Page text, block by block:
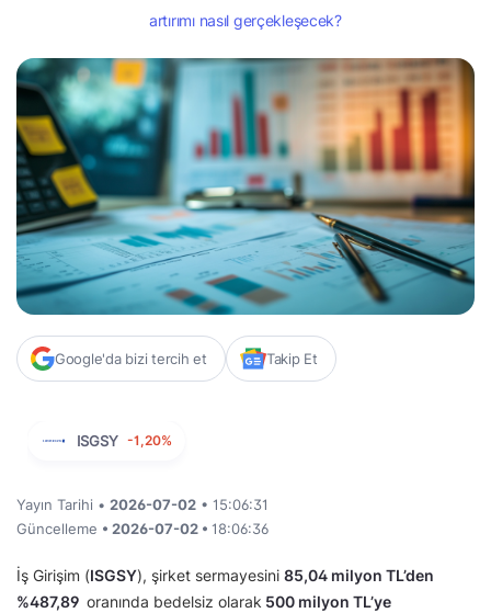
artırımı nasıl gerçekleşecek?
Google'da bizi tercih et Takip Et
ISGSY -1,20%
Yayın Tarihi • 2026-07-02 • 15:06:31
Güncelleme • 2026-07-02 • 18:06:36
İş Girişim (ISGSY), şirket sermayesini 85,04 milyon TL’den
%487,89 oranında bedelsiz olarak 500 milyon TL’ye